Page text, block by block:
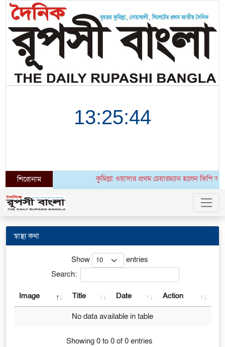
শিরোনাম কুমিল্লা ওয়াসার প্রথম চেয়ারম্যান হলেন ভিপি
স্বাস্থ্য কথা
Show
entries
Search:
Image Title Date Action
No data available in table
Showing 0 to 0 of 0 entries